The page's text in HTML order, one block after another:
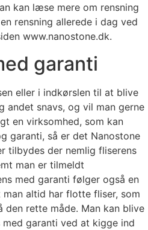
kan læse mere om rensning
rensning allerede i dag ved
www.nanostone.dk.
garanti
eller i indkørslen til at blive
andet snavs, og vil man gerne
en virksomhed, som kan
garanti, så er det Nanostone
tilbydes der nemlig fliserens
man er tilmeldt
med garanti følger også en
man altid har flotte fliser, som
rette måde. Man kan blive
garanti ved at kigge ind